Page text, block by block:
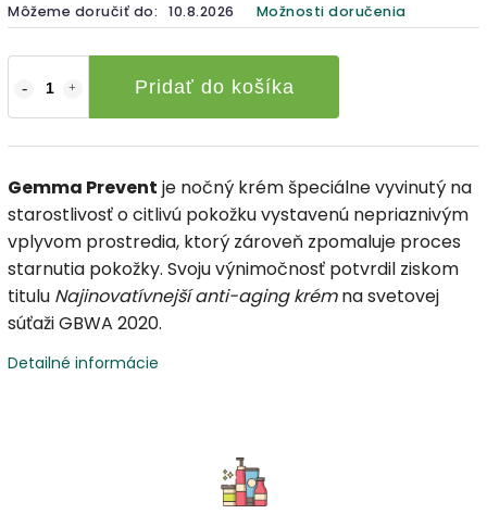
Môžeme doručiť do: 10.8.2026 Možnosti doručenia
Pridať do košíka
Gemma Prevent je nočný krém špeciálne vyvinutý na
starostlivosť o citlivú pokožku vystavenú nepriaznivým
vplyvom prostredia, ktorý zároveň zpomaluje proces
starnutia pokožky. Svoju výnimočnosť potvrdil ziskom
titulu Najinovatívnejší anti-aging krémna svetovej
súťaži GBWA 2020.
Detailné informácie